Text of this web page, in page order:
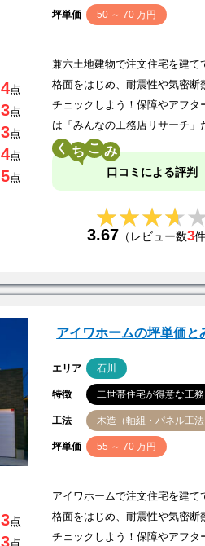
坪単価 50 ～ 70 万円
4点
3点
3点
4点
5点
兼六土地建物で注文住宅を建
格面をはじめ、耐震性や気密
チェックしよう！保障やアフ
は「みんなの工務店リサーチ
く こ
口コミによる評判
3.67 （レビュー数3件
アイワホームの坪単価と
エリア 石川
特徴 二世帯住宅が得意な工
工法 木造（軸組・パネル工法
坪単価 55 ～ 70 万円
3点
3
アイワホームで注文住宅を建
格面をはじめ、耐震性や気密
チェックしよう！保障やアフ